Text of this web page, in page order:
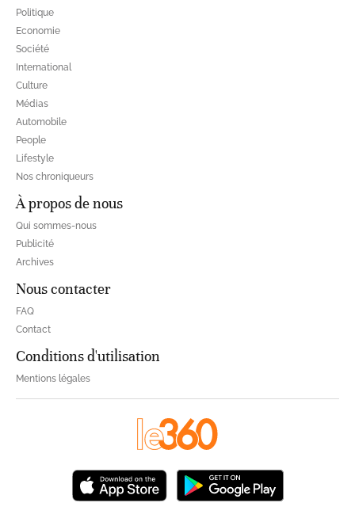
Politique
Economie
Société
International
Culture
Médias
Automobile
People
Lifestyle
Nos chroniqueurs
À propos de nous
Qui sommes-nous
Publicité
Archives
Nous contacter
FAQ
Contact
Conditions d'utilisation
Mentions légales